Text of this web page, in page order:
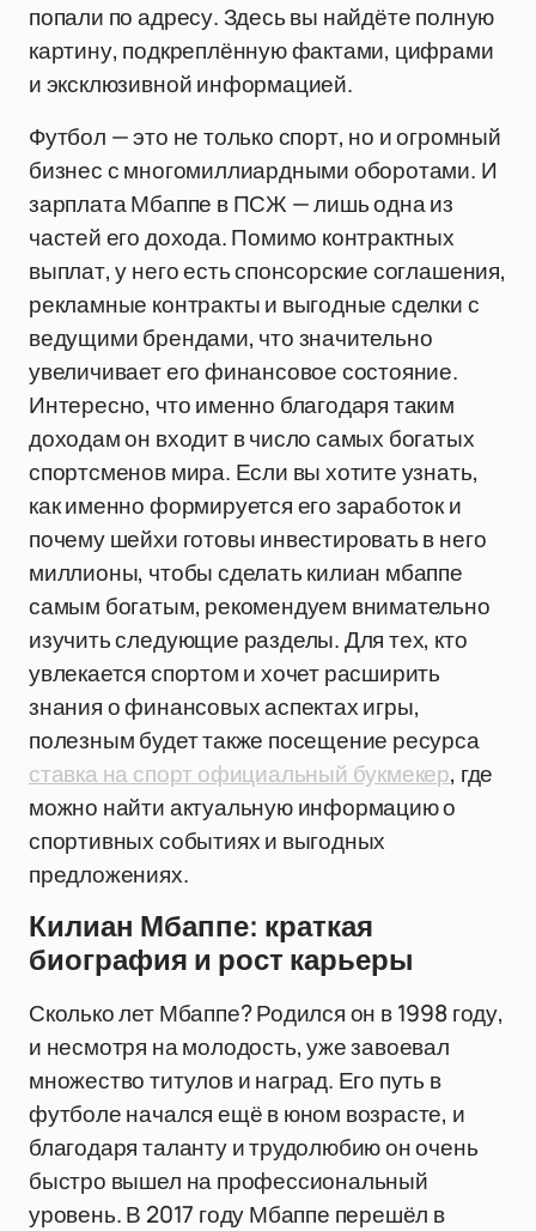
попали по адресу. Здесь вы найдёте полную
картину, подкреплённую фактами, цифрами
и эксклюзивной информацией.
Футбол — это не только спорт, но и огромный
бизнес с многомиллиардными оборотами. И
зарплата Мбаппе в ПСЖ — лишь одна из
частей его дохода. Помимо контрактных
выплат, у него есть спонсорские соглашения,
рекламные контракты и выгодные сделки с
ведущими брендами, что значительно
увеличивает его финансовое состояние.
Интересно, что именно благодаря таким
доходам он входит в число самых богатых
спортсменов мира. Если вы хотите узнать,
как именно формируется его заработок и
почему шейхи готовы инвестировать в него
миллионы, чтобы сделать килиан мбаппе
самым богатым, рекомендуем внимательно
изучить следующие разделы. Для тех, кто
увлекается спортом и хочет расширить
знания о финансовых аспектах игры,
полезным будет также посещение ресурса
ставка на спорт официальный букмекер, где
можно найти актуальную информацию о
спортивных событиях и выгодных
предложениях.
Килиан Мбаппе: краткая
биография и рост карьеры
Сколько лет Мбаппе? Родился он в 1998 году,
и несмотря на молодость, уже завоевал
множество титулов и наград. Его путь в
футболе начался ещё в юном возрасте, и
благодаря таланту и трудолюбию он очень
быстро вышел на профессиональный
уровень. В 2017 году Мбаппе перешёл в